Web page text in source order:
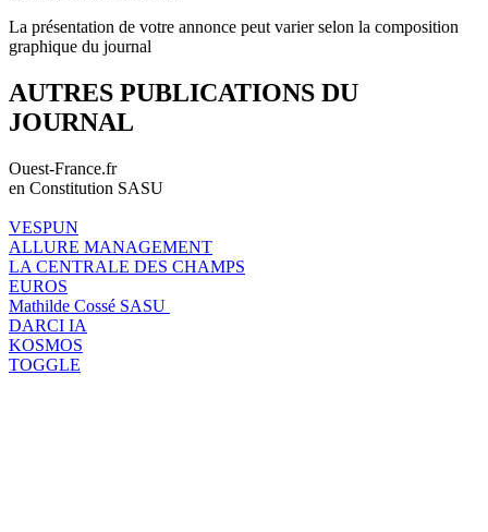
La présentation de votre annonce peut varier selon la composition
graphique du journal
AUTRES PUBLICATIONS DU
JOURNAL
Ouest-France.fr
en Constitution SASU
VESPUN
ALLURE MANAGEMENT
LA CENTRALE DES CHAMPS
EUROS
Mathilde Cossé SASU
DARCI IA
KOSMOS
TOGGLE